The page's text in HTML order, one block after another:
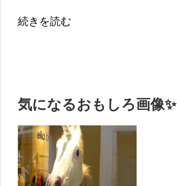
続きを読む
気になるおもしろ画像✨